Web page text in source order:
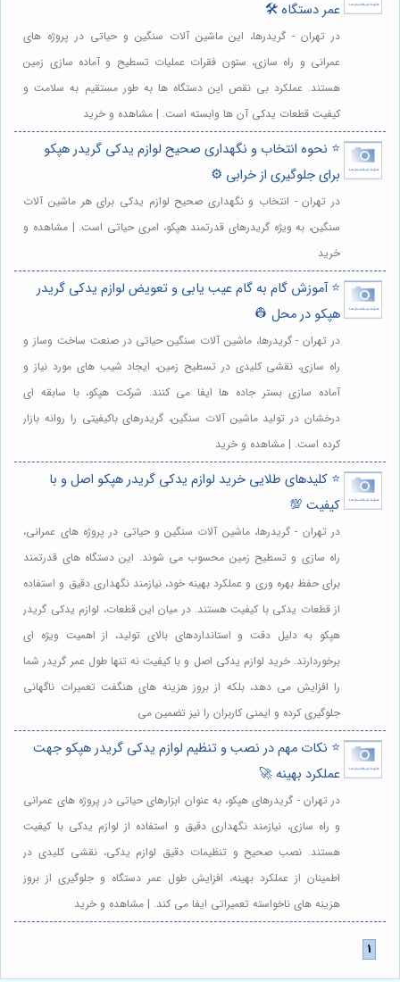
عمر دستگاه 🛠️
در تهران - گریدرها، این ماشین آلات سنگین و حیاتی در پروژه های
عمرانی و راه سازی، ستون فقرات عملیات تسطیح و آماده سازی زمین
هستند. عملکرد بی نقص این دستگاه ها به طور مستقیم به سلامت و
کیفیت قطعات یدکی آن ها وابسته است. | مشاهده و خرید
⭐️ نحوه انتخاب و نگهداری صحیح لوازم یدکی گریدر هپکو
برای جلوگیری از خرابی ⚙️
در تهران - انتخاب و نگهداری صحیح لوازم یدکی برای هر ماشین آلات
سنگین، به ویژه گریدرهای قدرتمند هپکو، امری حیاتی است. | مشاهده و
خرید
⭐️ آموزش گام به گام عیب یابی و تعویض لوازم یدکی گریدر
هپکو در محل 👷
در تهران - گریدرها، ماشین آلات سنگین حیاتی در صنعت ساخت وساز و
راه سازی، نقشی کلیدی در تسطیح زمین، ایجاد شیب های مورد نیاز و
آماده سازی بستر جاده ها ایفا می کنند. شرکت هپکو، با سابقه ای
درخشان در تولید ماشین آلات سنگین، گریدرهای باکیفیتی را روانه بازار
کرده است. | مشاهده و خرید
⭐️ کلیدهای طلایی خرید لوازم یدکی گریدر هپکو اصل و با
کیفیت 💯
در تهران - گریدرها، ماشین آلات سنگین و حیاتی در پروژه های عمرانی،
راه سازی و تسطیح زمین محسوب می شوند. این دستگاه های قدرتمند
برای حفظ بهره وری و عملکرد بهینه خود، نیازمند نگهداری دقیق و استفاده
از قطعات یدکی با کیفیت هستند. در میان این قطعات، لوازم یدکی گریدر
هپکو به دلیل دقت و استانداردهای بالای تولید، از اهمیت ویژه ای
برخوردارند. خرید لوازم یدکی اصل و با کیفیت نه تنها طول عمر گریدر شما
را افزایش می دهد، بلکه از بروز هزینه های هنگفت تعمیرات ناگهانی
جلوگیری کرده و ایمنی کاربران را نیز تضمین می
⭐️ نکات مهم در نصب و تنظیم لوازم یدکی گریدر هپکو جهت
عملکرد بهینه 🚀
در تهران - گریدرهای هپکو، به عنوان ابزارهای حیاتی در پروژه های عمرانی
و راه سازی، نیازمند نگهداری دقیق و استفاده از لوازم یدکی با کیفیت
هستند. نصب صحیح و تنظیمات دقیق لوازم یدکی، نقشی کلیدی در
اطمینان از عملکرد بهینه، افزایش طول عمر دستگاه و جلوگیری از بروز
هزینه های ناخواسته تعمیراتی ایفا می کند. | مشاهده و خرید